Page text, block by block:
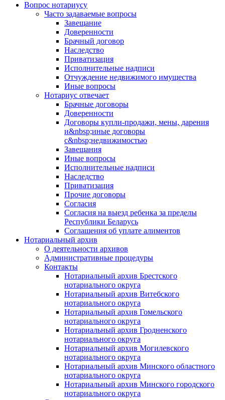
Вопрос нотариусу
Часто задаваемые вопросы
Завещание
Доверенности
Брачный договор
Наследство
Приватизация
Исполнительные надписи
Отчуждение недвижимого имущества
Иные вопросы
Нотариус отвечает
Брачные договоры
Доверенности
Договоры купли-продажи, мены, дарения
и&nbsp;иные договоры
с&nbsp;недвижимостью
Завещания
Иные вопросы
Исполнительные надписи
Наследство
Приватизация
Прочие договоры
Согласия
Согласия на выезд ребенка за пределы
Республики Беларусь
Соглашения об уплате алиментов
Нотариальный архив
О деятельности архивов
Административные процедуры
Контакты
Нотариальный архив Брестского
нотариального округа
Нотариальный архив Витебского
нотариального округа
Нотариальный архив Гомельского
нотариального округа
Нотариальный архив Гродненского
нотариального округа
Нотариальный архив Могилевского
нотариального округа
Нотариальный архив Минского областного
нотариального округа
Нотариальный архив Минского городского
нотариального округа